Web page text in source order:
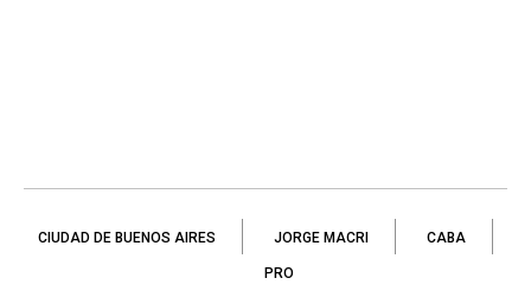
CIUDAD DE BUENOS AIRES JORGE MACRI CABA
PRO